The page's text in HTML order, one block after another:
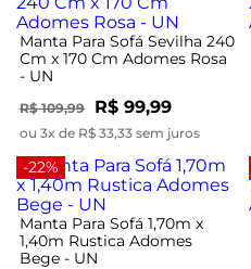
Manta Para Sofá Sevilha 240
Cm x 170 Cm Adomes Rosa
- UN
R$ 109,99 R$ 99,99
ou 3x de R$ 33,33 sem juros
-22%
Manta Para Sofá 1,70m x
1,40m Rustica Adomes
Bege - UN